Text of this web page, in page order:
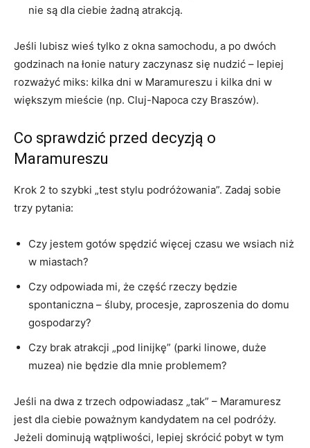
nie są dla ciebie żadną atrakcją.
Jeśli lubisz wieś tylko z okna samochodu, a po dwóch
godzinach na łonie natury zaczynasz się nudzić – lepiej
rozważyć miks: kilka dni w Maramureszu i kilka dni w
większym mieście (np. Cluj-Napoca czy Braszów).
Co sprawdzić przed decyzją o
Maramureszu
Krok 2 to szybki „test stylu podróżowania”. Zadaj sobie
trzy pytania:
Czy jestem gotów spędzić więcej czasu we wsiach niż
w miastach?
Czy odpowiada mi, że część rzeczy będzie
spontaniczna – śluby, procesje, zaproszenia do domu
gospodarzy?
Czy brak atrakcji „pod linijkę” (parki linowe, duże
muzea) nie będzie dla mnie problemem?
Jeśli na dwa z trzech odpowiadasz „tak” – Maramuresz
jest dla ciebie poważnym kandydatem na cel podróży.
Jeżeli dominują wątpliwości, lepiej skrócić pobyt w tym